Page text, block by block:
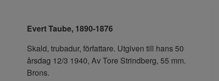
Evert Taube, 1890-1876
Skald, trubadur, författare. Utgiven till hans 50
årsdag 12/3 1940, Av Tore Strindberg, 55 mm.
Brons.